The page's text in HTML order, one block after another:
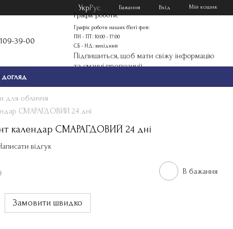
УкрРус Бажання Вхід Мій кошик
39-00
Графік роботи:
Графік роботи наших б'юті фей:
ПН - ПТ: 10:00 - 17:00
СБ - НД: вихідний
Підпишиться, щоб мати свіжу інформацію
та смачні пропозиції
для обличчя
СМАРАГДОВИЙ 24 дні
календар СМАРАГДОВИЙ 24 дні
відгук
В бажання
Замовити швидко